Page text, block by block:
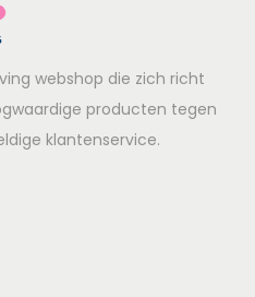
webshop die zich richt
producten tegen
klantenservice.